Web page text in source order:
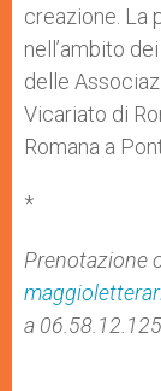
creazione. La
nell’ambito
delle
Vicariato di
Romana a
*
Prenotazione
a 06.58.12.125